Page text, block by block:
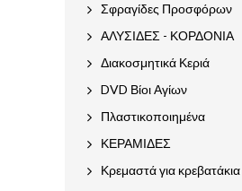
Σφραγίδες Προσφόρων
ΑΛΥΣΙΔΕΣ - ΚΟΡΔΟΝΙΑ
Διακοσμητικά Κεριά
DVD Βίοι Αγίων
Πλαστικοποιημένα
ΚΕΡΑΜΙΔΕΣ
Κρεμαστά για